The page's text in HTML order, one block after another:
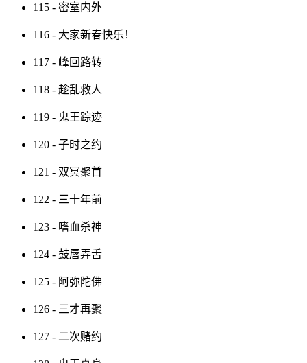
115 - 密室内外
116 - 大家新春快乐！
117 - 峰回路转
118 - 趁乱救人
119 - 鬼王踪迹
120 - 子时之约
121 - 双冥聚首
122 - 三十年前
123 - 嗜血杀神
124 - 鼓唇弄舌
125 - 阿弥陀佛
126 - 三才再聚
127 - 二次赌约